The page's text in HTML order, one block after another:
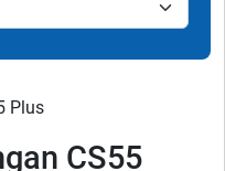
Plus
CS55